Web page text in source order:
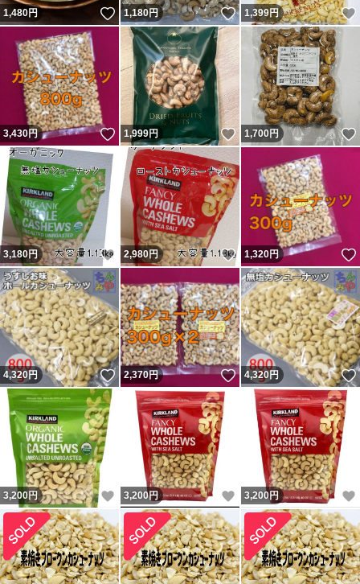
1,480円 いいね！
1,180円 いいね！
1,399円
3,430円 いいね！
1,999円 いいね！
1,700円
3,180円 いいね！
2,980円 いいね！
1,320円
4,320円 いいね！
2,370円 いいね！
4,320円
3,200円 いいね！
3,200円 いいね！
3,200円